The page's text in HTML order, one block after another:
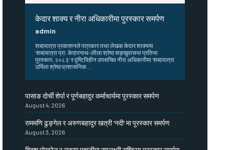
केदार शाक्य र नीरा अधिकारीमा पुरस्कार समर्पण
admin
शब्दयात्रा प्रकाशनले पत्रकार तथा लेखक केदार शाक्यमा
‘शब्दयात्रा प्रा. केदारनाथ–लीला श्रेष्ठ सङ्खुवासभा प्रतिभा
पुरस्कार, २०८३’ र दृष्टिविहीन उपसचिव नीरा अधिकारीमा ‘शब्दयात्रा
उर्मिला श्रेष्ठ प्रशासनिक...
पासाङ दोर्ची शेर्पा र पूर्णबहादुर कर्माचार्यमा पुरस्कार समर्पण
August 4, 2026
राममणि ढुङ्गेल र अरुणबहादुर खत्री ‘नदी’ मा पुरस्कार समर्पण
August 3, 2026